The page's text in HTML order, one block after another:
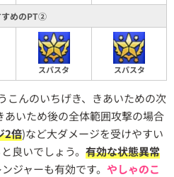
すめのPT②
スパスタ スパスタ
こんのいちげき、きあいための次
いため後の全体範囲攻撃の場合
2倍)など大ダメージを受けやすい
良いでしょう。 有効な状態異常
ジャーも有効です。 やしゃのこ